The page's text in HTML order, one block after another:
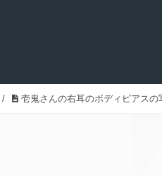
/ 壱鬼さんの右耳のボディピアスの